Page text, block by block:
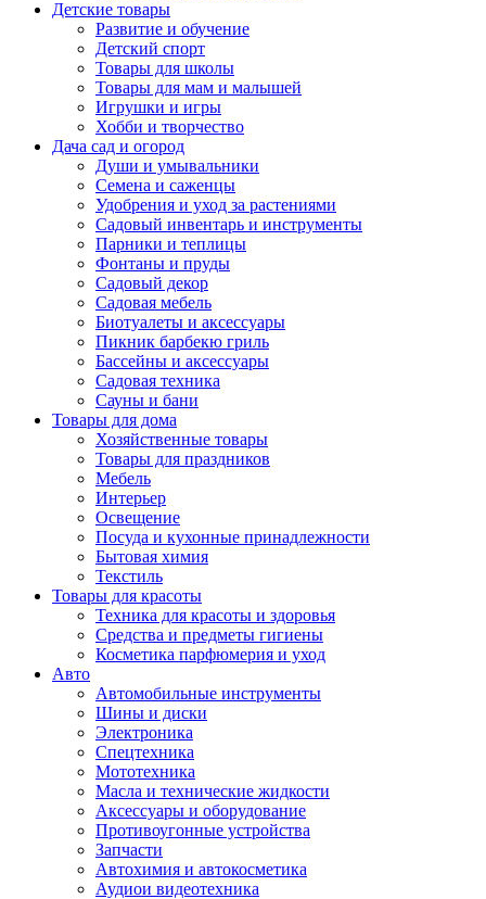
Детские товары
Развитие и обучение
Детский спорт
Товары для школы
Товары для мам и малышей
Игрушки и игры
Хобби и творчество
Дача сад и огород
Души и умывальники
Семена и саженцы
Удобрения и уход за растениями
Садовый инвентарь и инструменты
Парники и теплицы
Фонтаны и пруды
Садовый декор
Садовая мебель
Биотуалеты и аксессуары
Пикник барбекю гриль
Бассейны и аксессуары
Садовая техника
Сауны и бани
Товары для дома
Хозяйственные товары
Товары для праздников
Мебель
Интерьер
Освещение
Посуда и кухонные принадлежности
Бытовая химия
Текстиль
Товары для красоты
Техника для красоты и здоровья
Средства и предметы гигиены
Косметика парфюмерия и уход
Авто
Автомобильные инструменты
Шины и диски
Электроника
Спецтехника
Мототехника
Масла и технические жидкости
Аксессуары и оборудование
Противоугонные устройства
Запчасти
Автохимия и автокосметика
Аудиои видеотехника